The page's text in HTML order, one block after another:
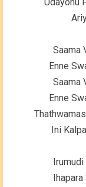
Saama
Enne
Saama
Enne
Ini
Irumudi
Ihapara